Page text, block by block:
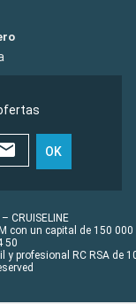
OK
CRUISELINE
con un capital de 150 000
50
profesional RC RSA de